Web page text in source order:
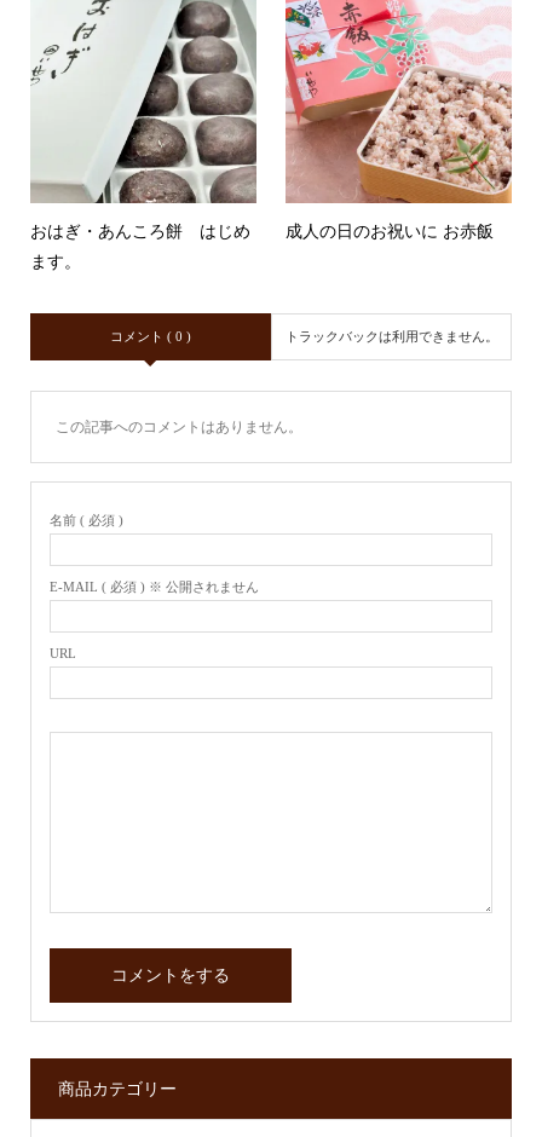
おはぎ・あんころ餅 はじめ
ます。
成人の日のお祝いに お赤飯
コメント ( 0 ) トラックバックは利用できません。
この記事へのコメントはありません。
名前 ( 必須 )
E-MAIL ( 必須 ) ※ 公開されません
URL
商品カテゴリー